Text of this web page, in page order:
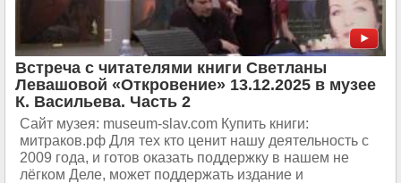
Встреча с читателями книги Светланы
Левашовой «Откровение» 13.12.2025 в музее
К. Васильева. Часть 2
Сайт музея: museum-slav.com Купить книги:
митраков.рф Для тех кто ценит нашу деятельность с
2009 года, и готов оказать поддержку в нашем не
лёгком Деле, может поддержать издание и